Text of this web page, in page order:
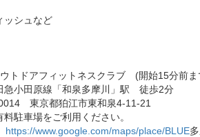
シュなど
ウトドアフィットネスクラブ (開始15分前ま
急小田原線「和泉多摩川」駅 徒歩2分
0014 東京都狛江市東和泉4-11-21
料駐車場をご利用ください。
https://www.google.com/maps/place/BLUE